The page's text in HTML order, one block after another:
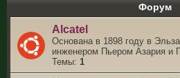
Форум
Alcatel
Основана в 1898 году в
инженером Пьером Азария и
Темы: 1